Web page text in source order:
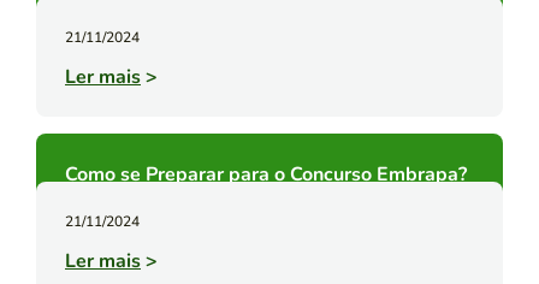
21/11/2024
Ler mais>
Como se Preparar para o Concurso Embrapa?
21/11/2024
Ler mais>